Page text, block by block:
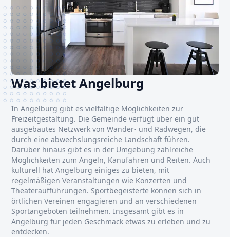
Was bietet Angelburg
In Angelburg gibt es vielfältige Möglichkeiten zur
Freizeitgestaltung. Die Gemeinde verfügt über ein gut
ausgebautes Netzwerk von Wander- und Radwegen, die
durch eine abwechslungsreiche Landschaft führen.
Darüber hinaus gibt es in der Umgebung zahlreiche
Möglichkeiten zum Angeln, Kanufahren und Reiten. Auch
kulturell hat Angelburg einiges zu bieten, mit
regelmäßigen Veranstaltungen wie Konzerten und
Theateraufführungen. Sportbegeisterte können sich in
örtlichen Vereinen engagieren und an verschiedenen
Sportangeboten teilnehmen. Insgesamt gibt es in
Angelburg für jeden Geschmack etwas zu erleben und zu
entdecken.